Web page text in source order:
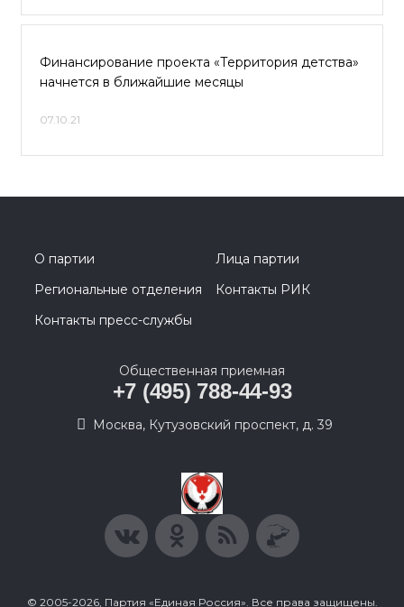
Финансирование проекта «Территория детства»
начнется в ближайшие месяцы
07.10.21
О партии
Лица партии
Региональные отделения
Контакты РИК
Контакты пресс-службы
Общественная приемная
+7 (495) 788-44-93
Москва, Кутузовский проспект, д. 39
© 2005-2026, Партия «Единая Россия». Все права защищены.